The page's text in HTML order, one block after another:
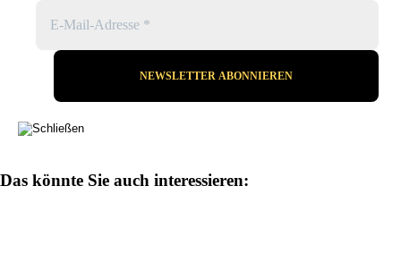
Das könnte Sie auch interessieren: